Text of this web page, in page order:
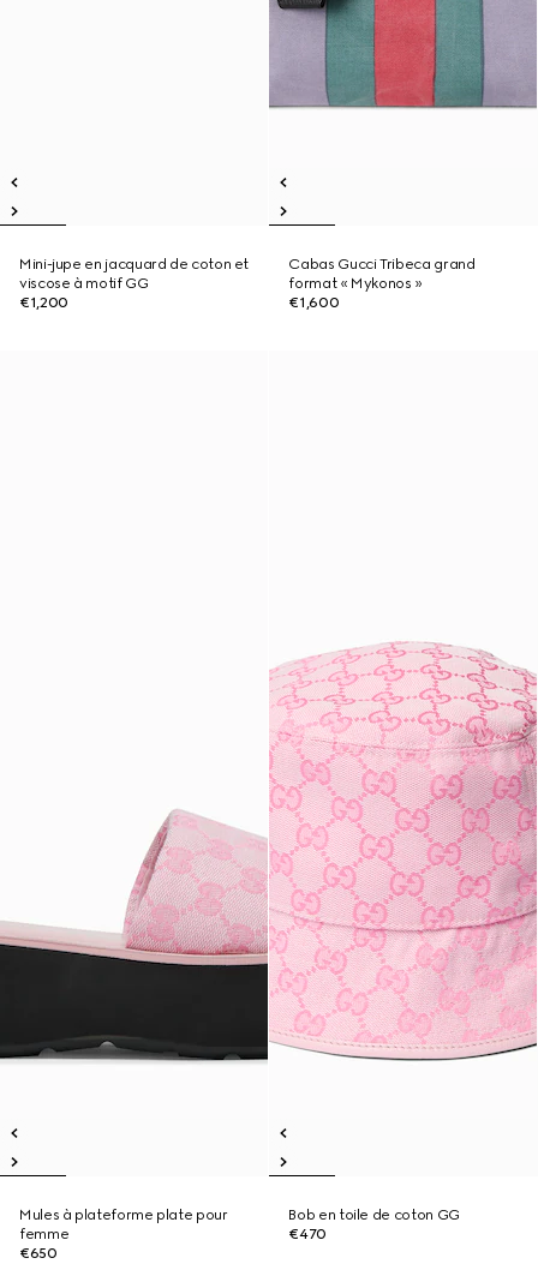
Mini-jupe en jacquard de coton et
viscose à motif GG
€1,200
Cabas Gucci Tribeca grand
format « Mykonos »
€1,600
Mules à plateforme plate pour
femme
€650
Bob en toile de coton GG
€470